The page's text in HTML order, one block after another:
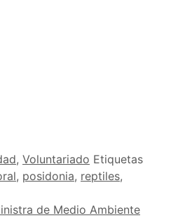
, Voluntariado Etiquetas
, posidonia, reptiles,
de Medio Ambiente